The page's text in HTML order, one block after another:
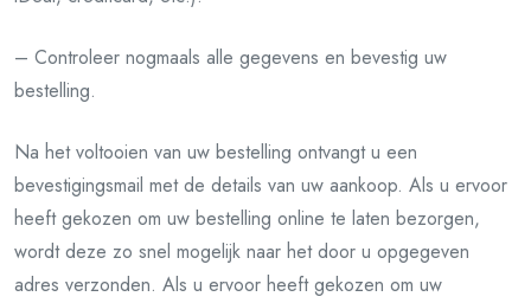
– Controleer nogmaals alle gegevens en bevestig uw
bestelling.
Na het voltooien van uw bestelling ontvangt u een
bevestigingsmail met de details van uw aankoop. Als u ervoor
heeft gekozen om uw bestelling online te laten bezorgen,
wordt deze zo snel mogelijk naar het door u opgegeven
adres verzonden. Als u ervoor heeft gekozen om uw